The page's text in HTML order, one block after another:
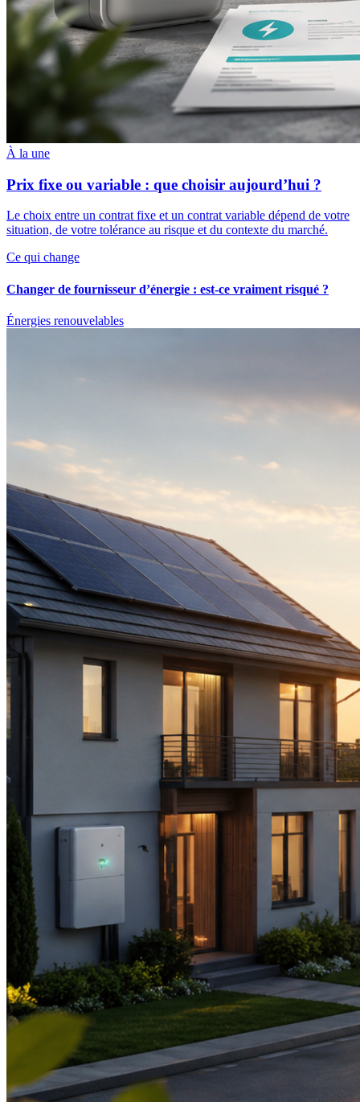
À la une
Prix fixe ou variable : que choisir aujourd’hui ?
Le choix entre un contrat fixe et un contrat variable dépend de votre
situation, de votre tolérance au risque et du contexte du marché.
Ce qui change
Changer de fournisseur d’énergie : est-ce vraiment risqué ?
Énergies renouvelables